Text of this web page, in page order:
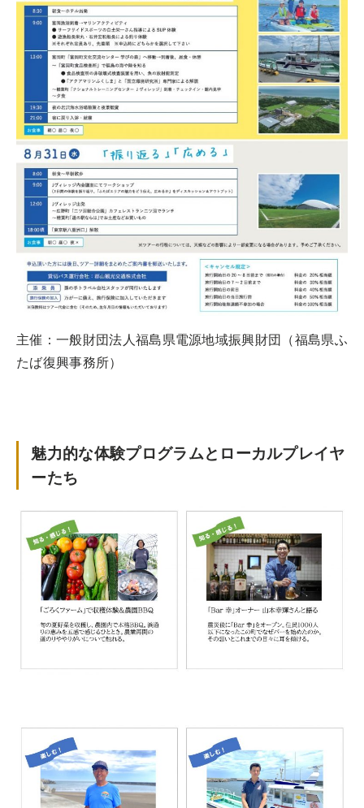
主催：一般財団法人福島県電源地域振興財団（福島県ふ
たば復興事務所）
魅力的な体験プログラムとローカルプレイヤ
ーたち